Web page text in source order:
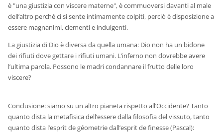
è "una giustizia con viscere materne", è commuoversi davanti al male
dell’altro perché ci si sente intimamente colpiti, perciò è disposizione a
essere magnanimi, clementi e indulgenti.
La giustizia di Dio è diversa da quella umana: Dio non ha un bidone
dei rifiuti dove gettare i rifiuti umani. L’inferno non dovrebbe avere
l’ultima parola. Possono le madri condannare il frutto delle loro
viscere?
Conclusione: siamo su un altro pianeta rispetto all’Occidente? Tanto
quanto dista la metafisica dell’essere dalla filosofia del vissuto, tanto
quanto dista l’esprit de géometrie dall’esprit de finesse (Pascal):